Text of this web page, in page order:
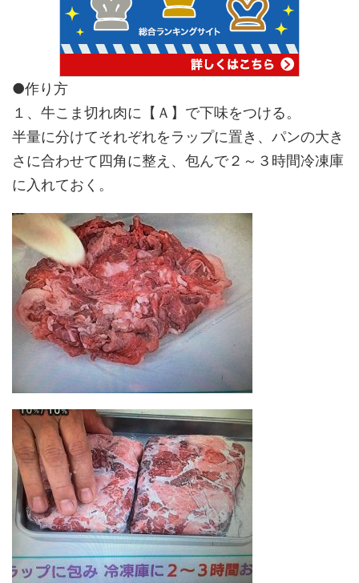
●作り方
１、牛こま切れ肉に【Ａ】で下味をつける。
半量に分けてそれぞれをラップに置き、パンの大き
さに合わせて四角に整え、包んで２～３時間冷凍庫
に入れておく。